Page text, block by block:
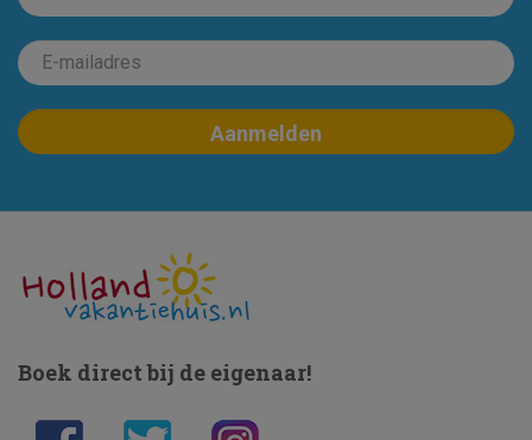
Boek direct bij de eigenaar!